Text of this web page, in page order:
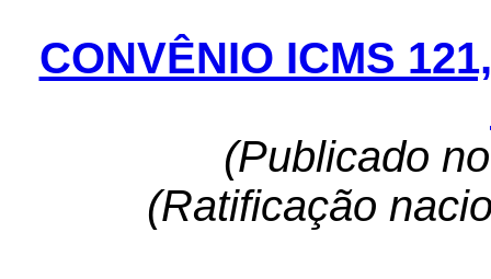
CONVÊNIO ICMS
(Publicado
(Ratificação